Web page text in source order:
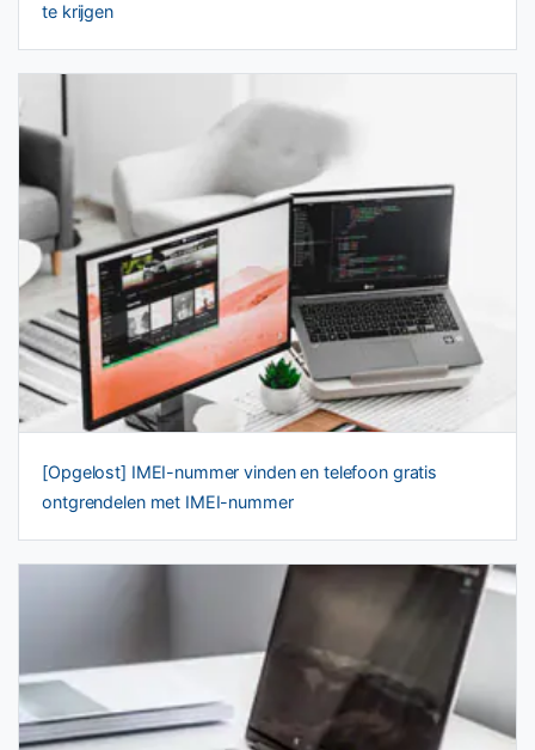
te krijgen
[Opgelost] IMEI-nummer vinden en telefoon gratis
ontgrendelen met IMEI-nummer